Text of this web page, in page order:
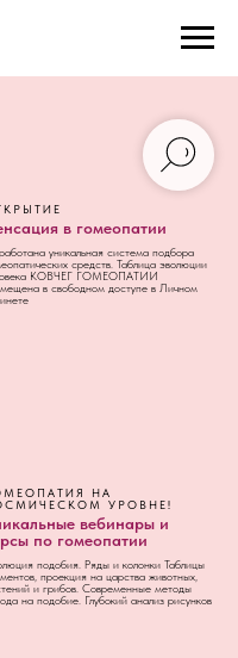
в гомеопатии
уникальная система подбора
средств. Таблица эволюции
КОВЧЕГ ГОМЕОПАТИИ
в свободном доступе в Личном
НА
УРОВНЕ!
вебинары и
по гомеопатии
подобия. Ряды и колонки Таблицы
проекция на царства животных,
и грибов. Современные методы
на подобие. Глубокий анализ рисунков